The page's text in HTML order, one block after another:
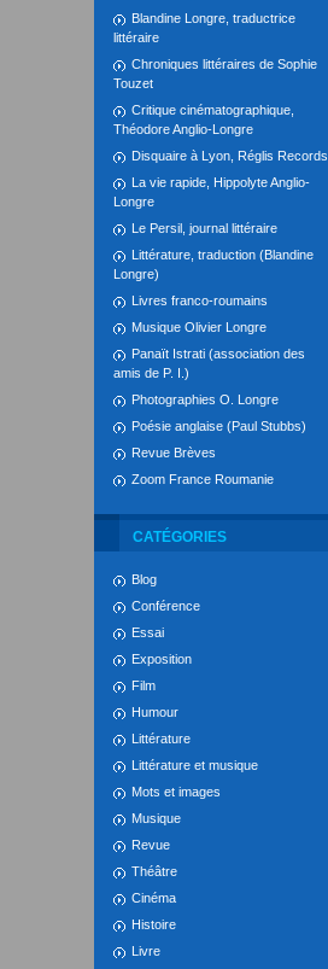
Blandine Longre, traductrice
littéraire
Chroniques littéraires de Sophie
Touzet
Critique cinématographique,
Théodore Anglio-Longre
Disquaire à Lyon, Réglis Records
La vie rapide, Hippolyte Anglio-
Longre
Le Persil, journal littéraire
Littérature, traduction (Blandine
Longre)
Livres franco-roumains
Musique Olivier Longre
Panaït Istrati (association des
amis de P. I.)
Photographies O. Longre
Poésie anglaise (Paul Stubbs)
Revue Brèves
Zoom France Roumanie
CATÉGORIES
Blog
Conférence
Essai
Exposition
Film
Humour
Littérature
Littérature et musique
Mots et images
Musique
Revue
Théâtre
Cinéma
Histoire
Livre